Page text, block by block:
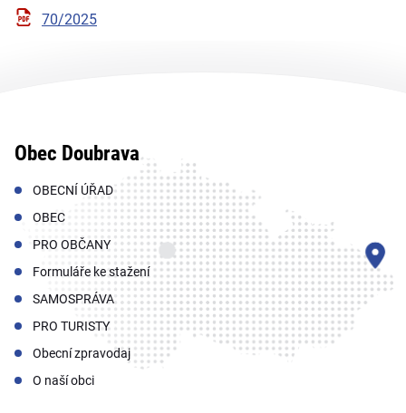
70/2025
Obec Doubrava
OBECNÍ ÚŘAD
OBEC
PRO OBČANY
Formuláře ke stažení
SAMOSPRÁVA
PRO TURISTY
Obecní zpravodaj
O naší obci